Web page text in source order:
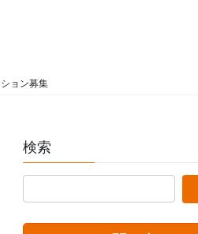
ョン募集
検索